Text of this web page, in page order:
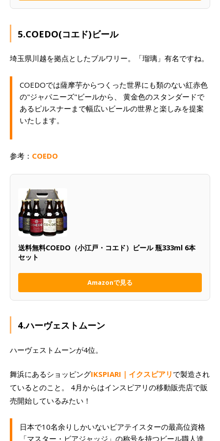
5.COEDO(コエド)ビール
埼玉県川越を拠点としたブルワリー。「瑠璃」有名ですね。
COEDOでは薩摩芋からつくった世界にも類のない紅赤色
の"ジャパニーズ"ビールから、 黄金色のスタンダードで
あるピルスナーまで幅広いビールの世界と楽しみを提案
いたします。
参考： COEDO
送料無料COEDO（小江戸・コエド）ビール 瓶333ml 6本
セット
Amazonで見る
4.ハーヴェストムーン
ハーヴェストムーンが4位。
舞浜にあるショッピングIKSPIARI｜イクスピアリ で製造され
ているとのこと。 4月からはインスピアリの移動販売店で販
売開始しているみたい！
日本で10名余りしかいないビアテイスターの最高位資格
「マスター・ビアジャッジ」の称号を持つビール職人達